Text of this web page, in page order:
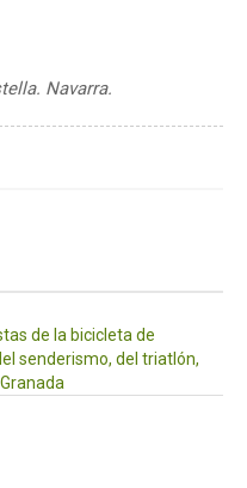
Navarra.
de la bicicleta de
senderismo, del triatlón,